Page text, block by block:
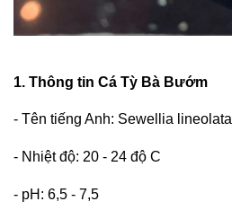
1. Thông tin Cá Tỳ Bà Bướm
- Tên tiếng Anh: Sewellia lineolata
- Nhiệt độ: 20 - 24 độ C
- pH: 6,5 - 7,5